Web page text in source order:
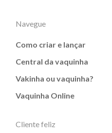
Navegue
Como criar e lançar
Central da vaquinha
Vakinha ou vaquinha?
Vaquinha Online
Cliente feliz